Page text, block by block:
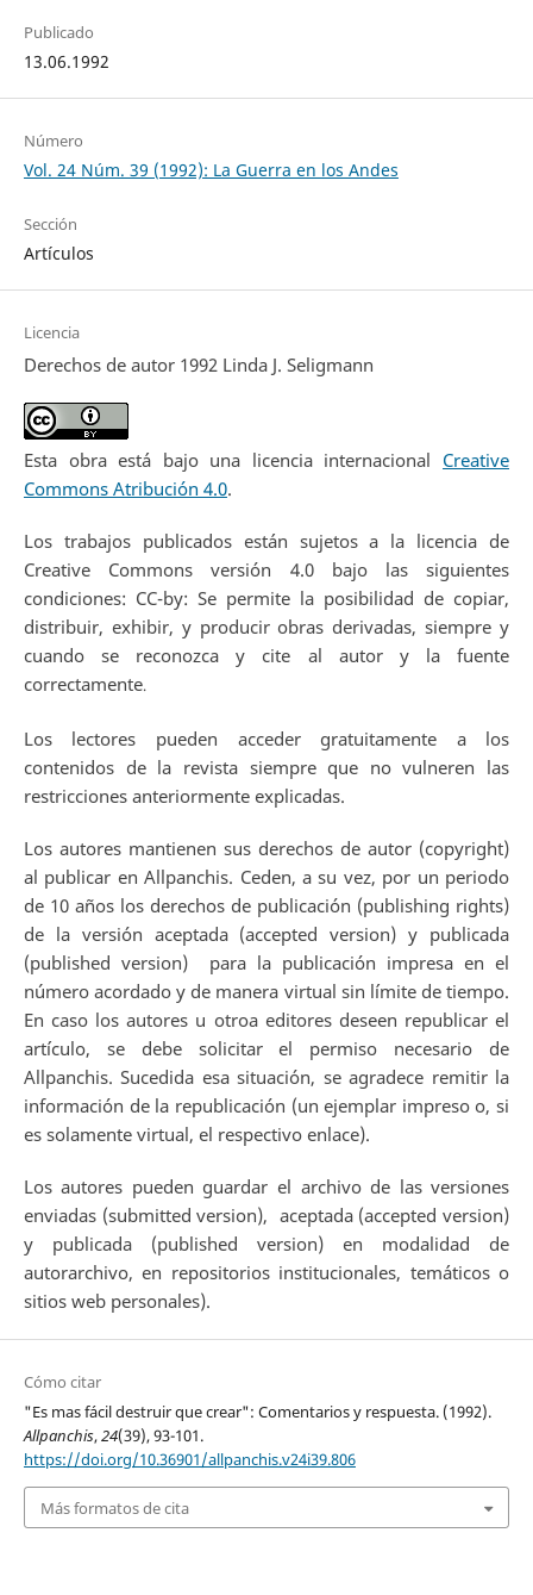
Publicado
13.06.1992
Número
Vol. 24 Núm. 39 (1992): La Guerra en los Andes
Sección
Artículos
Licencia
Derechos de autor 1992 Linda J. Seligmann
Esta obra está bajo una licencia internacional Creative
Commons Atribución 4.0.
Los trabajos publicados están sujetos a la licencia de
Creative Commons versión 4.0 bajo las siguientes
condiciones: CC-by: Se permite la posibilidad de copiar,
distribuir, exhibir, y producir obras derivadas, siempre y
cuando se reconozca y cite al autor y la fuente
correctamente.
Los lectores pueden acceder gratuitamente a los
contenidos de la revista siempre que no vulneren las
restricciones anteriormente explicadas.
Los autores mantienen sus derechos de autor (copyright)
al publicar en Allpanchis. Ceden, a su vez, por un periodo
de 10 años los derechos de publicación (publishing rights)
de la versión aceptada (accepted version) y publicada
(published version) para la publicación impresa en el
número acordado y de manera virtual sin límite de tiempo.
En caso los autores u otroa editores deseen republicar el
artículo, se debe solicitar el permiso necesario de
Allpanchis. Sucedida esa situación, se agradece remitir la
información de la republicación (un ejemplar impreso o, si
es solamente virtual, el respectivo enlace).
Los autores pueden guardar el archivo de las versiones
enviadas (submitted version), aceptada (accepted version)
y publicada (published version) en modalidad de
autorarchivo, en repositorios institucionales, temáticos o
sitios web personales).
Cómo citar
"Es mas fácil destruir que crear": Comentarios y respuesta. (1992).
Allpanchis,24(39), 93-101.
https://doi.org/10.36901/allpanchis.v24i39.806
Más formatos de cita